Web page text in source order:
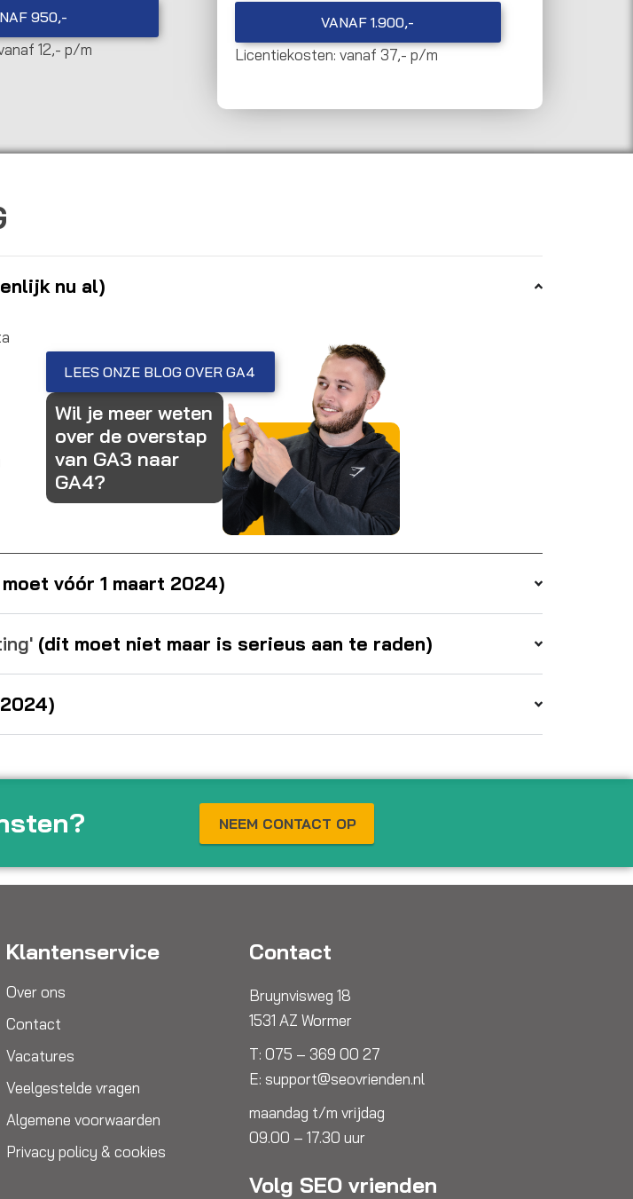
950,-
12,- p/m
VANAF 1.900,-
Licentiekosten: vanaf 37,- p/m
nu al)
LEES ONZE BLOG OVER GA4
Wil je meer weten
over de overstap
van GA3 naar
GA4?
vóór 1 maart 2024)
(dit moet niet maar is serieus aan te raden)
NEEM CONTACT OP
Klantenservice
Over ons
Contact
Vacatures
Veelgestelde vragen
Algemene voorwaarden
Privacy policy & cookies
Contact
Bruynvisweg 18
1531 AZ Wormer
T: 075 – 369 00 27
E: support@seovrienden.nl
maandag t/m vrijdag
09.00 – 17.30 uur
Volg SEO vrienden